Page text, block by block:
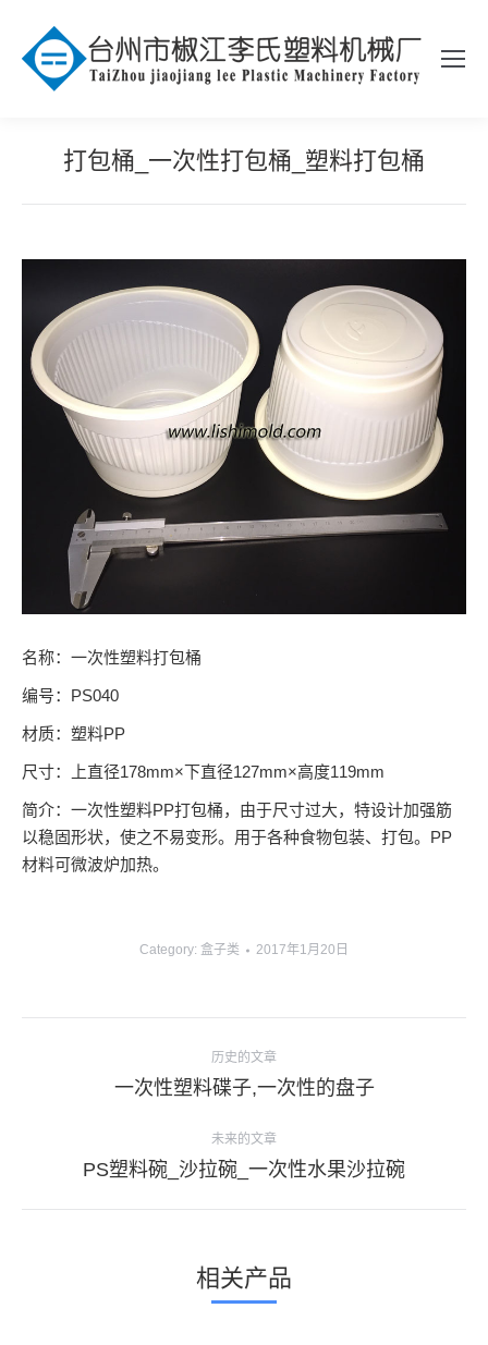
打包桶_一次性打包桶_塑料打包桶
名称：一次性塑料打包桶
编号：PS040
材质：塑料PP
尺寸：上直径178mm×下直径127mm×高度119mm
简介：一次性塑料PP打包桶，由于尺寸过大，特设计加强筋
以稳固形状，使之不易变形。用于各种食物包装、打包。PP
材料可微波炉加热。
Category: 盒子类 2017年1月20日
历史的文章
上
个
项
一次性塑料碟子,一次性的盘子
未来的文章
下
目：
PS塑料碗_沙拉碗_一次性水果沙拉碗
相关产品